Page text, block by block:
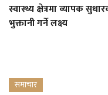
स्वास्थ्य क्षेत्रमा व्यापक
भुक्तानी गर्ने लक्ष्य
समाचार